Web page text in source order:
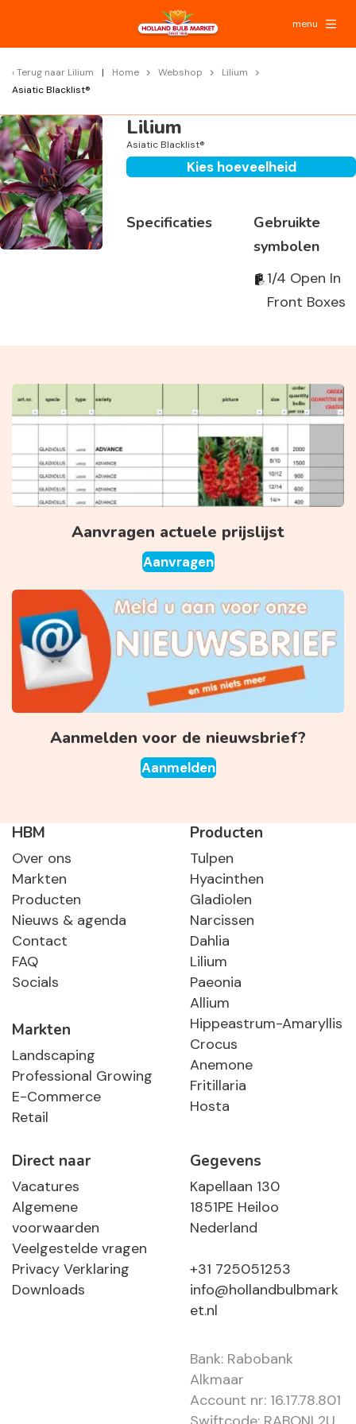
menu
Terug naar Lilium Home Webshop
Lilium
Asiatic Blacklist®
Lilium
Asiatic Blacklist®
Kies hoeveelheid
Specificaties
Gebruikte
symbolen
1/4 Open In
Front Boxes
Aanvragen actuele prijslijst
Aanvragen
Aanmelden voor de nieuwsbrief?
Aanmelden
HBM
Over ons
Markten
Producten
Nieuws & agenda
Contact
FAQ
Socials
Markten
Landscaping
Professional Growing
E-Commerce
Retail
Producten
Tulpen
Hyacinthen
Gladiolen
Narcissen
Dahlia
Lilium
Paeonia
Allium
Hippeastrum-Amaryllis
Crocus
Anemone
Fritillaria
Hosta
Direct naar
Vacatures
Algemene
voorwaarden
Veelgestelde vragen
Privacy Verklaring
Downloads
Gegevens
Kapellaan 130
1851PE Heiloo
Nederland
+31 725051253
info@hollandbulbmark
et.nl
Bank: Rabobank
Alkmaar
Account nr: 16.17.78.801